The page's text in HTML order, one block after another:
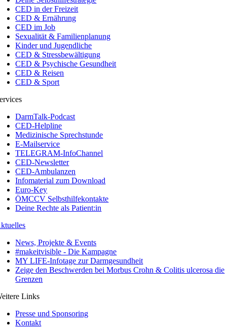
CED in der Freizeit
CED & Ernährung
CED im Job
Sexualität & Familienplanung
Kinder und Jugendliche
CED & Stressbewältigung
CED & Psychische Gesundheit
CED & Reisen
CED & Sport
DarmTalk-Podcast
CED-Helpline
Medizinische Sprechstunde
E-Mailservice
TELEGRAM-InfoChannel
CED-Newsletter
CED-Ambulanzen
Infomaterial zum Download
Euro-Key
ÖMCCV Selbsthilfekontakte
Deine Rechte als Patient:in
News, Projekte & Events
#makeitvisible - Die Kampagne
MY LIFE-Infotage zur Darmgesundheit
Zeige den Beschwerden bei Morbus Crohn & Colitis ulcerosa die
Grenzen
Links
Presse und Sponsoring
Kontakt